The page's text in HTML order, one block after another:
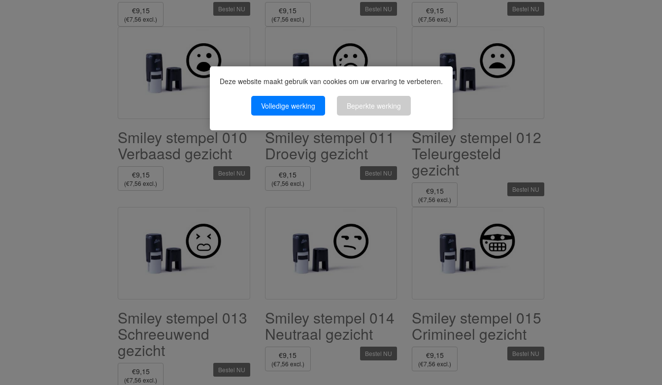
Deze website maakt gebruik van cookies om uw ervaring te verbeteren.
Volledige werking Beperkte werking
€9,15
(€7,56 excl.)
Bestel NU €9,15
(€7,56 excl.)
Bestel NU €9,15
(€7,56 excl.)
Bestel NU
Smiley stempel 010
Verbaasd gezicht
€9,15
(€7,56 excl.)
Bestel NU
Smiley stempel 011
Droevig gezicht
€9,15
(€7,56 excl.)
Bestel NU
Smiley stempel 012
Teleurgesteld
gezicht
€9,15
(€7,56 excl.)
Bestel NU
Smiley stempel 013
Schreeuwend
gezicht
€9,15
(€7,56 excl.)
Bestel NU
Smiley stempel 014
Neutraal gezicht
€9,15
(€7,56 excl.)
Bestel NU
Smiley stempel 015
Crimineel gezicht
€9,15
(€7,56 excl.)
Bestel NU